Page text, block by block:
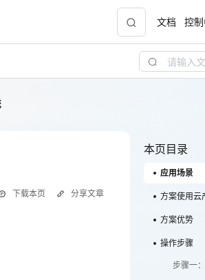
国家云助力中小企业腾飞，高额上云补贴
文档 控
下载本页 分享文章
本页目录
应用场景
方案使用云
方案优势
操作步骤
步骤一